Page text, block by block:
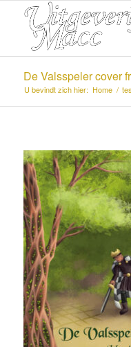
De Valsspeler cover
U bevindt zich hier: Home /